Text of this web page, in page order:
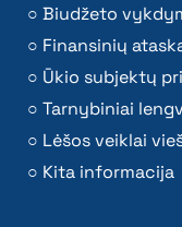
Biudžeto
Finansinių
Ūkio subjektų
Tarnybiniai
Lėšos veiklai
Kita informacija